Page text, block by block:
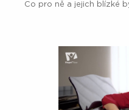
Co pro ně a jejich blízké